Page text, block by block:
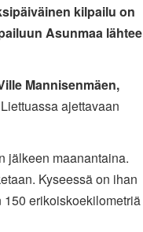
kilpailu on
Asunmaa lähtee
Mannisenmäen,
ajettavaan
jälkeen maanantaina.
Kyseessä on ihan
erikoiskoekilometriä